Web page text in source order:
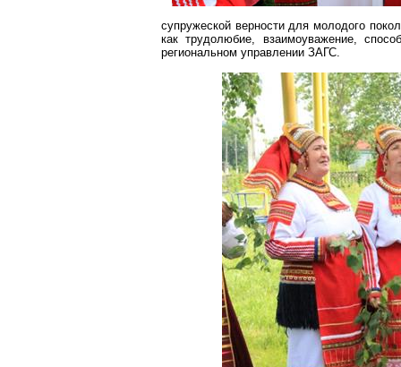
супружеской верности для молодого
как трудолюбие, взаимоуважение,
региональном управлении ЗАГС.